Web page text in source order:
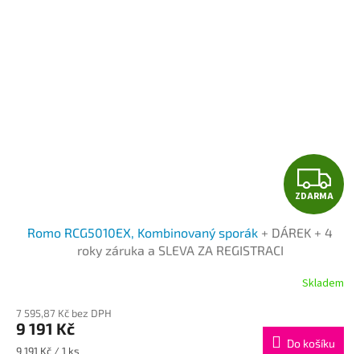
Z
D
A
R
A
ZDARMA
Romo RCG5010EX, Kombinovaný sporák + DÁREK + 4
roky záruka a SLEVA ZA REGISTRACI
Skladem
7 595,87 Kč bez DPH
9 191 Kč
Měrná
9 191 Kč / 1 ks
Do košíku